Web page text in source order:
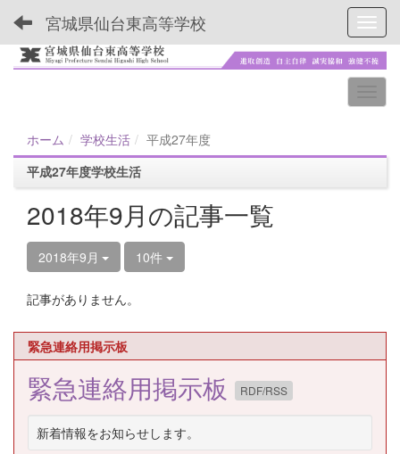
宮城県仙台東高等学校
ホーム 学校生活
平成27年度
平成27年度学校生活
2018年9月の記事一覧
2018年9月 10件
記事がありません。
緊急連絡用掲示板
緊急連絡用掲示板 RDF/RSS
新着情報をお知らせします。